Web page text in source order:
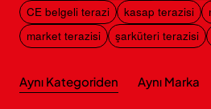
Kasap ve et satış noktaları
Şarküteri ve açık ürün reyonları
Manav ve sebze-meyve satış alanları
CE belgeli terazi
kasap terazisi
market terazisi
şarküteri terazisi
Aynı Kategoriden Aynı Marka